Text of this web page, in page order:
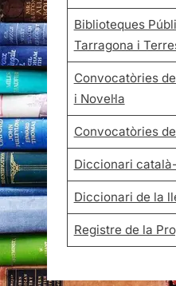
Biblioteques
Tarragona i
Convocatòries
i Novel·la
Convocatòries
Diccionari
Diccionari de la
Registre de la